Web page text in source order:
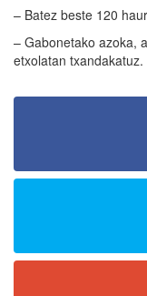
– Batez beste 120
– Gabonetako azoka,
etxolatan txandakatuz.